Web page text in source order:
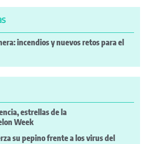
incendios y nuevos retos para el
estrellas de la
Week
su pepino frente a los virus del